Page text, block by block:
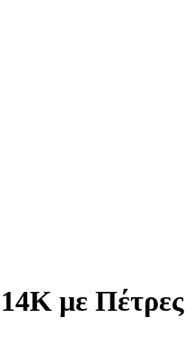
με Πέτρες